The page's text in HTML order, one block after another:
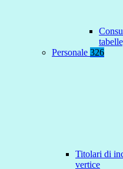
Personale 326
Titolari di
vertice